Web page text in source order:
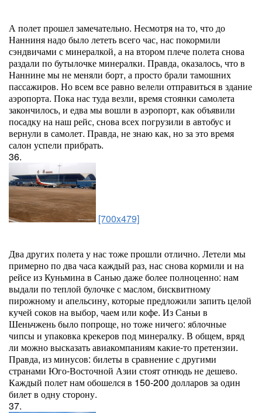
А полет прошел замечательно. Несмотря на то, что до
Нанниня надо было лететь всего час, нас покормили
сэндвичами с минералкой, а на втором плече полета снова
раздали по бутылочке минералки. Правда, оказалось, что в
Наннине мы не меняли борт, а просто брали тамошних
пассажиров. Но всем все равно велели отправиться в здание
аэропорта. Пока нас туда везли, время стоянки самолета
закончилось, и едва мы вошли в аэропорт, как объявили
посадку на наш рейс, снова всех погрузили в автобус и
вернули в самолет. Правда, не знаю как, но за это время
салон успели прибрать.
36.
[700x479]
Два других полета у нас тоже прошли отлично. Летели мы
примерно по два часа каждый раз, нас снова кормили и на
рейсе из Куньмина в Санью даже более полноценно: нам
выдали по теплой булочке с маслом, бисквитному
пирожному и апельсину, которые предложили запить целой
кучей соков на выбор, чаем или кофе. Из Саньи в
Шеньчжень было попроще, но тоже ничего: яблочные
чипсы и упаковка крекеров под минералку. В общем, вряд
ли можно высказать авиакомпаниям какие-то претензии.
Правда, из минусов: билеты в сравнение с другими
странами Юго-Восточной Азии стоят отнюдь не дешево.
Каждый полет нам обошелся в 150-200 долларов за один
билет в одну сторону.
37.